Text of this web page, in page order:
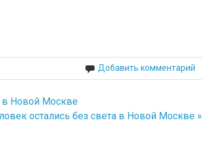
Добавить комментарий
в Новой Москве
остались без света в Новой Москве »